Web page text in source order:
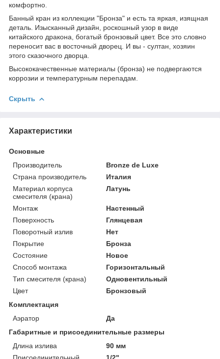
комфортно.
Банный кран из коллекции "Бронза" и есть та яркая, изящная
деталь. Изысканный дизайн, роскошный узор в виде
китайского дракона, богатый бронзовый цвет. Все это словно
переносит вас в восточный дворец. И вы - султан, хозяин
этого сказочного дворца.
Высококачественные материалы (бронза) не подвергаются
коррозии и температурным перепадам.
Скрыть
Характеристики
Основные
Производитель
Bronze de Luxe
Страна производитель
Италия
Материал корпуса
смесителя (крана)
Латунь
Монтаж
Настенный
Поверхность
Глянцевая
Поворотный излив
Нет
Покрытие
Бронза
Состояние
Новое
Способ монтажа
Горизонтальный
Тип смесителя (крана)
Одновентильный
Цвет
Бронзовый
Комплектация
Аэратор
Да
Габаритные и присоединительные размеры
Длина излива
90 мм
Присоединительный
1/2"